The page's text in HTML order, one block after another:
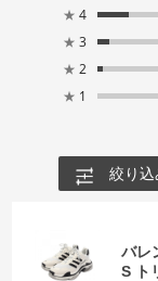
★ 4
★ 3
★ 2
★ 1
絞り込
バレ
S ト